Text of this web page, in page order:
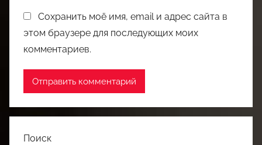
Сохранить моё имя, email и адрес сайта в
этом браузере для последующих моих
комментариев.
Поиск